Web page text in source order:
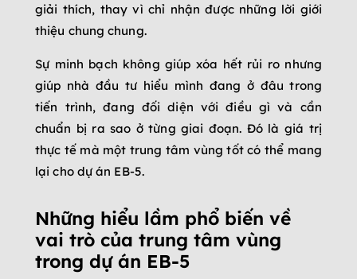
giải thích, thay vì chỉ nhận được những lời giới
thiệu chung chung.
Sự minh bạch không giúp xóa hết rủi ro nhưng
giúp nhà đầu tư hiểu mình đang ở đâu trong
tiến trình, đang đối diện với điều gì và cần
chuẩn bị ra sao ở từng giai đoạn. Đó là giá trị
thực tế mà một trung tâm vùng tốt có thể mang
lại cho dự án EB-5.
Những hiểu lầm phổ biến về
vai trò của trung tâm vùng
trong dự án EB-5